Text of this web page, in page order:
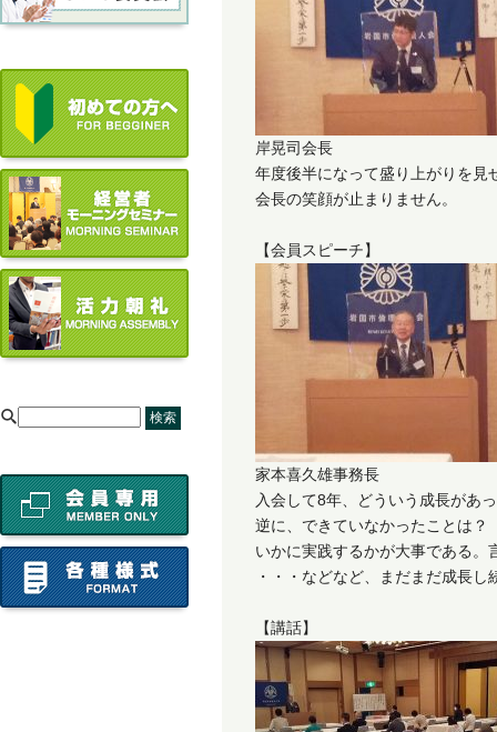
岸晃司会長
年度後半になって盛り上がりを見
会長の笑顔が止まりません。
【会員スピーチ】
家本喜久雄事務長
入会して8年、どういう成長があ
逆に、できていなかったことは？
いかに実践するかが大事である。
・・・などなど、まだまだ成長
【講話】
[